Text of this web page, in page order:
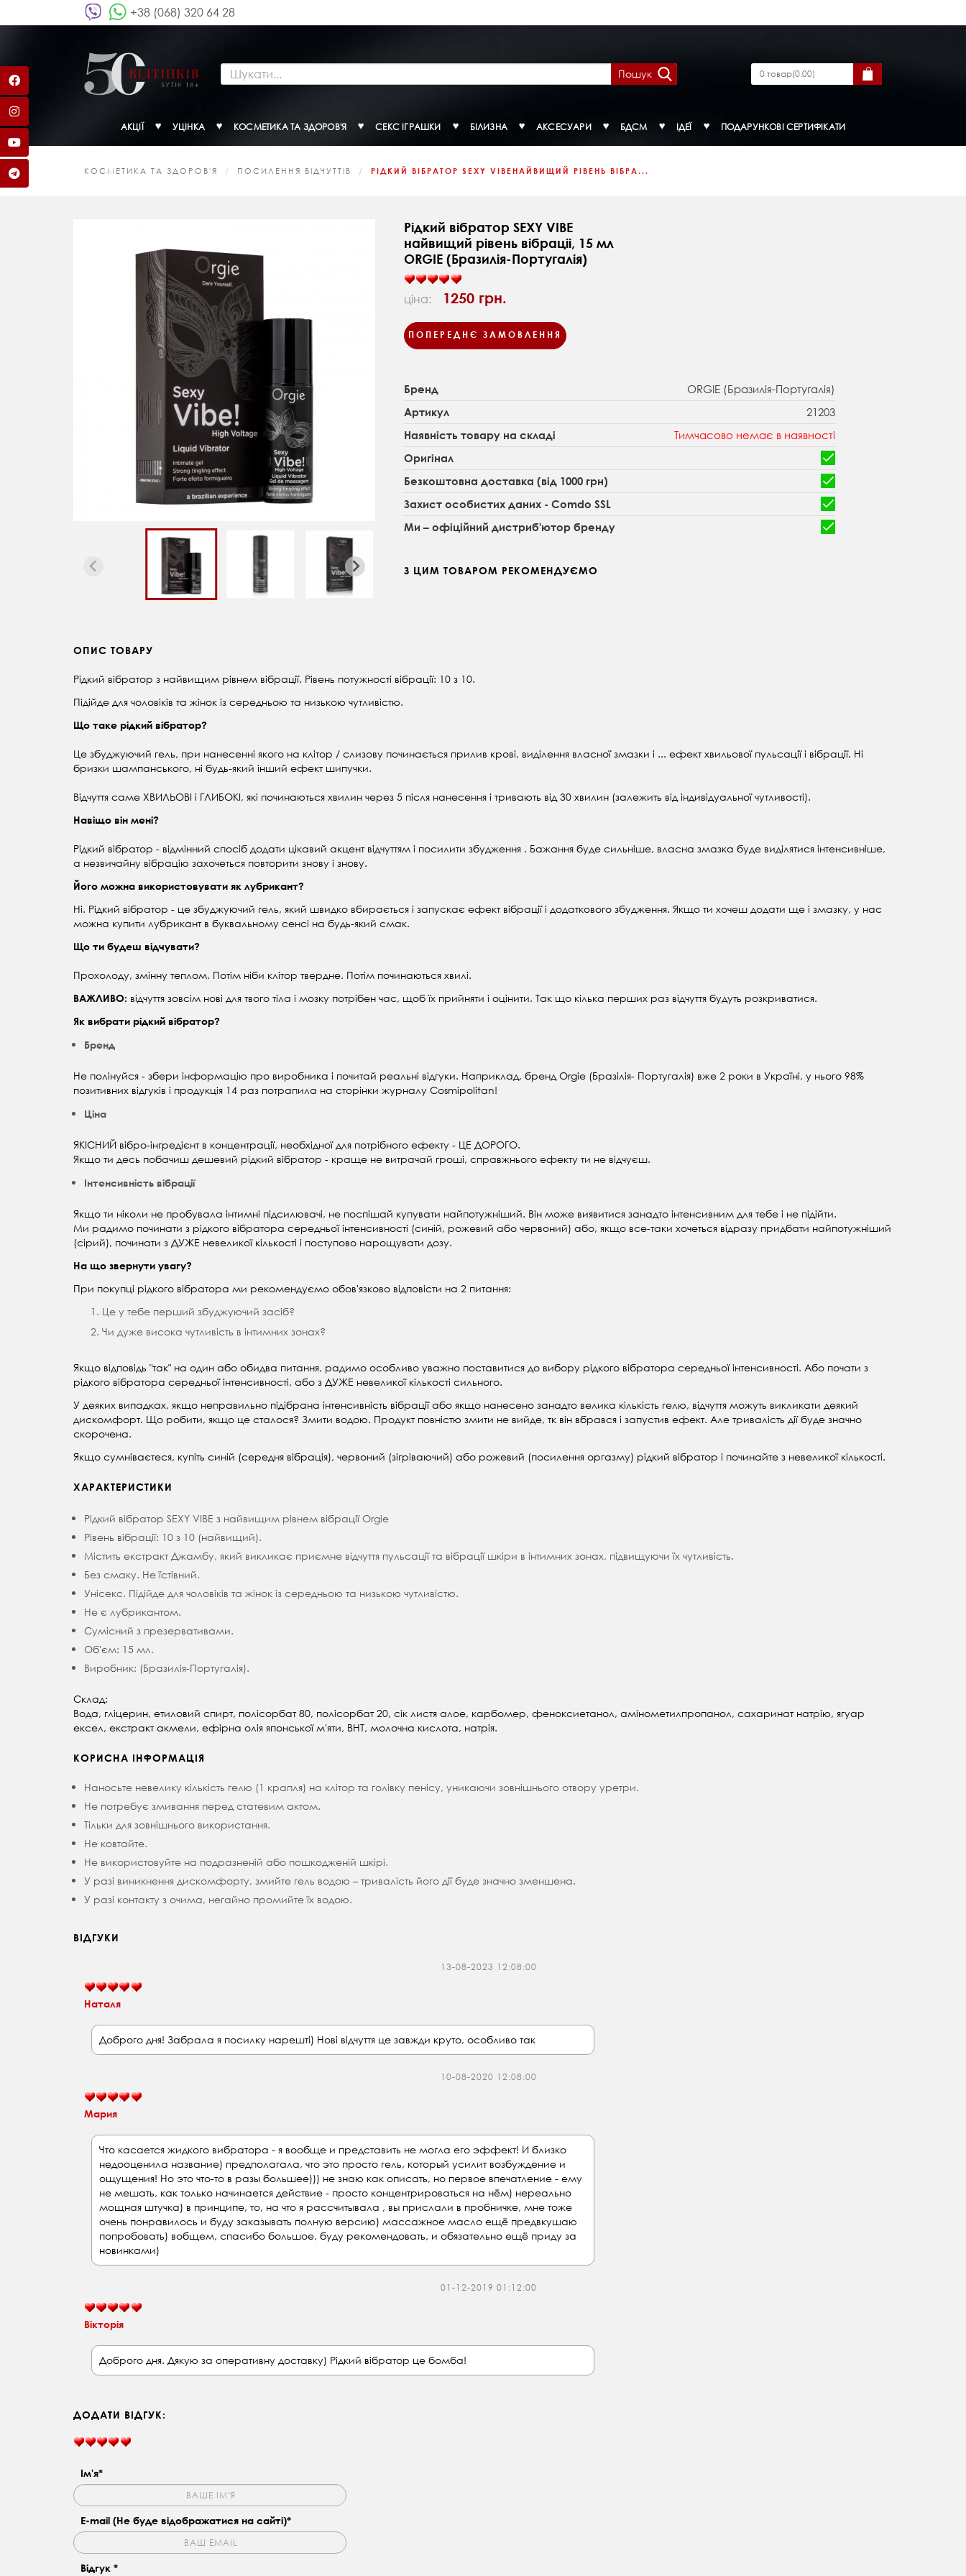
+38 (068) 320 64 28
Пошук 0товар(0.00)
АКЦІЇ УЦІНКА КОСМЕТИКА ТА ЗДОРОВ'Я СЕКС ІГРАШКИ БІЛИЗНА АКСЕСУАРИ БДСМ ІДЕЇ ПОДАРУНКОВІ СЕРТИФІКАТИ
КОСМЕТИКА ТА ЗДОРОВ'Я ПОСИЛЕННЯ ВІДЧУТТІВ РІДКИЙ ВІБРАТОР SEXY VIBEНАЙВИЩИЙ РІВЕНЬ ВІБРА...
Рідкий вібратор SEXY VIBE
найвищий рівень вібраціі, 15 мл
ORGIE (Бразилія-Португалія)
ціна: 1250 грн.
ПОПЕРЕДНЄ ЗАМОВЛЕННЯ
Бренд ORGIE (Бразилія-Португалія)
Артикул 21203
Наявність товару на складі Тимчасово немає в наявності
Оригінал
Безкоштовна доставка (від 1000 грн)
Захист особистих даних - Comdo SSL
Ми – офіційний дистриб'ютор бренду
З ЦИМ ТОВАРОМ РЕКОМЕНДУЄМО
ОПИС ТОВАРУ
Рідкий вібратор з найвищим рівнем вібрації. Рівень потужності вібрації: 10 з 10.
Підійде для чоловіків та жінок із середньою та низькою чутливістю.
Що таке рідкий вібратор?
Це збуджуючий гель, при нанесенні якого на клітор / слизову починається прилив крові, виділення власної змазки і ... ефект хвильової пульсації і вібрації. Ні
бризки шампанського, ні будь-який інший ефект шипучки.
Відчуття саме ХВИЛЬОВІ і ГЛИБОКІ, які починаються хвилин через 5 після нанесення і тривають від 30 хвилин (залежить від індивідуальної чутливості).
Навіщо він мені?
Рідкий вібратор - відмінний спосіб додати цікавий акцент відчуттям і посилити збудження . Бажання буде сильніше, власна змазка буде виділятися інтенсивніше,
а незвичайну вібрацію захочеться повторити знову і знову.
Його можна використовувати як лубрикант?
Ні. Рідкий вібратор - це збуджуючий гель, який швидко вбирається і запускає ефект вібрації і додаткового збудження. Якщо ти хочеш додати ще і змазку, у нас
можна купити лубрикант в буквальному сенсі на будь-який смак.
Що ти будеш відчувати?
Прохолоду, змінну теплом. Потім ніби клітор твердне. Потім починаються хвилі.
ВАЖЛИВО: відчуття зовсім нові для твого тіла і мозку потрібен час, щоб їх прийняти і оцінити. Так що кілька перших раз відчуття будуть розкриватися.
Як вибрати рідкий вібратор?
Бренд
Не полінуйся - збери інформацію про виробника і почитай реальні відгуки. Наприклад, бренд Orgie (Бразілія- Португалія) вже 2 роки в Україні, у нього 98%
позитивних відгуків і продукція 14 раз потрапила на сторінки журналу Cosmipolitan!
Ціна
ЯКІСНИЙ вібро-інгредієнт в концентрації, необхідної для потрібного ефекту - ЦЕ ДОРОГО.
Якщо ти десь побачиш дешевий рідкий вібратор - краще не витрачай гроші, справжнього ефекту ти не відчуєш.
Інтенсивність вібрації
Якщо ти ніколи не пробувала інтимні підсилювачі, не поспішай купувати найпотужніший. Він може виявитися занадто інтенсивним для тебе і не підійти.
Ми радимо починати з рідкого вібратора середньої інтенсивності (синій, рожевий або червоний) або, якщо все-таки хочеться відразу придбати найпотужніший
(сірий), починати з ДУЖЕ невеликої кількості і поступово нарощувати дозу.
На що звернути увагу?
При покупці рідкого вібратора ми рекомендуємо обов'язково відповісти на 2 питання:
Це у тебе перший збуджуючий засіб?
Чи дуже висока чутливість в інтимних зонах?
Якщо відповідь "так" на один або обидва питання, радимо особливо уважно поставитися до вибору рідкого вібратора середньої інтенсивності. Або почати з
рідкого вібратора середньої інтенсивності, або з ДУЖЕ невеликої кількості сильного.
У деяких випадках, якщо неправильно підібрана інтенсивність вібрації або якщо нанесено занадто велика кількість гелю, відчуття можуть викликати деякий
дискомфорт. Що робити, якщо це сталося? Змити водою. Продукт повністю змити не вийде, тк він вбрався і запустив ефект. Але тривалість дії буде значно
скорочена.
Якщо сумніваєтеся, купіть синій (середня вібрація), червоний (зігріваючий) або рожевий (посилення оргазму) рідкий вібратор і починайте з невеликої кількості.
ХАРАКТЕРИСТИКИ
Рідкий вібратор SEXY VIBE з найвищим рівнем вібрації Orgie
Рівень вібрації: 10 з 10 (найвищий).
Містить екстракт Джамбу, який викликає приємне відчуття пульсації та вібрації шкіри в інтимних зонах, підвищуючи їх чутливість.
Без смаку. Не їстівний.
Унісекс. Підійде для чоловіків та жінок із середньою та низькою чутливістю.
Не є лубрикантом.
Сумісний з презервативами.
Об'єм: 15 мл.
Виробник: (Бразилія-Португалія).
Склад:
Вода, гліцерин, етиловий спирт, полісорбат 80, полісорбат 20, сік листя алое, карбомер, феноксиетанол, амінометилпропанол, сахаринат натрію, ягуар
ексел, екстракт акмели, ефірна олія японської м'яти, ВНТ, молочна кислота, натрія.
КОРИСНА ІНФОРМАЦІЯ
Наносьте невелику кількість гелю (1 крапля) на клітор та голівку пенісу, уникаючи зовнішнього отвору уретри.
Не потребує змивання перед статевим актом.
Тільки для зовнішнього використання.
Не ковтайте.
Не використовуйте на подразненій або пошкодженій шкірі.
У разі виникнення дискомфорту, змийте гель водою – тривалість його дії буде значно зменшена.
У разі контакту з очима, негайно промийте їх водою.
ВІДГУКИ
13-08-2023 12:08:00
Наталя
Доброго дня! Забрала я посилку нарешті) Нові відчуття це завжди круто, особливо так
10-08-2020 12:08:00
Мария
Что касается жидкого вибратора - я вообще и представить не могла его эффект! И близко
недооценила название) предполагала, что это просто гель, который усилит возбуждение и
ощущения! Но это что-то в разы большее))) не знаю как описать, но первое впечатление - ему
не мешать, как только начинается действие - просто концентрироваться на нём) нереально
мощная штучка) в принципе, то, на что я рассчитывала , вы прислали в пробничке, мне тоже
очень понравилось и буду заказывать полную версию) массажное масло ещё предвкушаю
попробовать) вобщем, спасибо большое, буду рекомендовать, и обязательно ещё приду за
новинками)
01-12-2019 01:12:00
Вікторія
Доброго дня. Дякую за оперативну доставку) Рідкий вібратор це бомба!
ДОДАТИ ВІДГУК:
Ім'я*
E-mail (Не буде відображатися на сайті)*
Відгук *